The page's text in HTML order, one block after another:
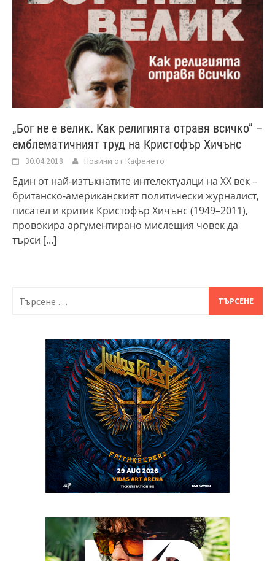
„Бог не е велик. Как религията отравя всичко” –
емблематичният труд на Кристофър Хичънс
30.04.2018 Новини от Кафенето
Един от най-изтъкнатите интелектуалци на XX век –
британско-американският политически журналист,
писател и критик Кристофър Хичънс (1949–2011),
провокира аргументирано мислещия човек да
търси [...]
за: